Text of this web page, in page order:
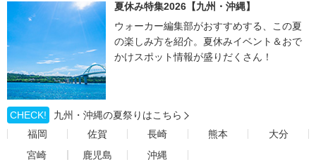
夏休み特集2026【九州・沖縄】
ウォーカー編集部がおすすめする、この夏
の楽しみ方を紹介。夏休みイベント＆おで
かけスポット情報が盛りだくさん！
CHECK!
九州・沖縄の夏祭りはこちら
福岡
佐賀 長崎 熊本
大分
宮崎
鹿児島 沖縄